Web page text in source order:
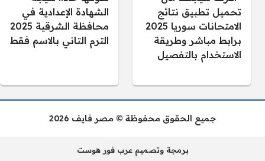
تحميل تطبيق نتائج
الامتحانات سوريا 2025
برابط مباشر وطريقة
الاستخدام بالتفصيل
الشهادة الإعدادية في
محافظة الشرقية 2025
الترم التاني بالاسم فقط
جميع الحقوق محفوظة © مصر فايف 2026
برمجة وتصميم عرب فور هوست